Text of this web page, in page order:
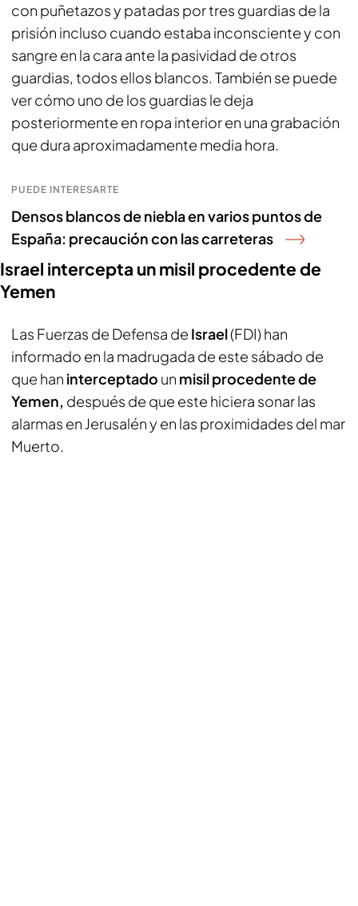
con puñetazos y patadas por tres guardias de la
prisión incluso cuando estaba inconsciente y con
sangre en la cara ante la pasividad de otros
guardias, todos ellos blancos. También se puede
ver cómo uno de los guardias le deja
posteriormente en ropa interior en una grabación
que dura aproximadamente media hora.
PUEDE INTERESARTE
Densos blancos de niebla en varios puntos de
España: precaución con las carreteras
Israel intercepta un misil procedente de
Yemen
Las Fuerzas de Defensa de Israel(FDI) han
informado en la madrugada de este sábado de
que han interceptado un misil procedente de
Yemen, después de que este hiciera sonar las
alarmas en Jerusalén y en las proximidades del mar
Muerto.